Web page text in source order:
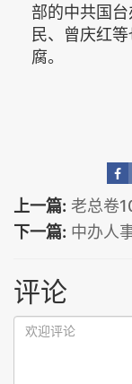
部的中共国
民、曾庆红
腐。
上一篇: 老总卷
下一篇: 中办人
评论